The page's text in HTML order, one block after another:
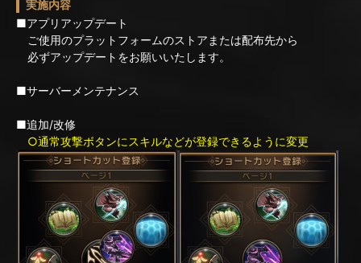
実施内容
■アプリアップデート
ご使用のプラットフォームのストアまたは配布先から
必ずアップデートをお願いいたします。
■サーバーメンテナンス
■追加/改修
○通常攻撃ボタンにスキルなどが登録できるように変更